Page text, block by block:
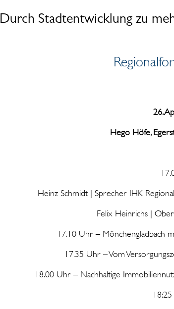
Durch Stadtentwicklung zu
26.
Hego Höfe,
Heinz Schmidt | Sprecher IHK
Felix Heinrichs |
17.10 Uhr – Mönchengladbach
17.35 Uhr – Vom
18.00 Uhr – Nachhaltige